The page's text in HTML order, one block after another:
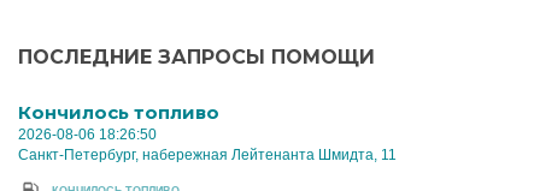
ПОСЛЕДНИЕ ЗАПРОСЫ ПОМОЩИ
Кончилось топливо
2026-08-06 18:26:50
Санкт-Петербург, набережная Лейтенанта Шмидта, 11